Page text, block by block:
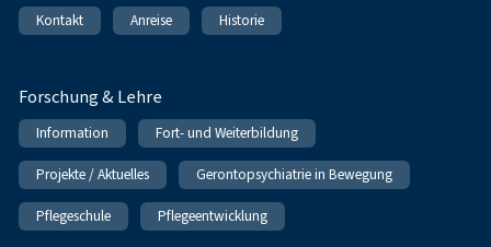
Kontakt Anreise Historie
Forschung & Lehre
Information Fort- und Weiterbildung
Projekte / Aktuelles Gerontopsychiatrie in Bewegung
Pflegeschule Pflegeentwicklung